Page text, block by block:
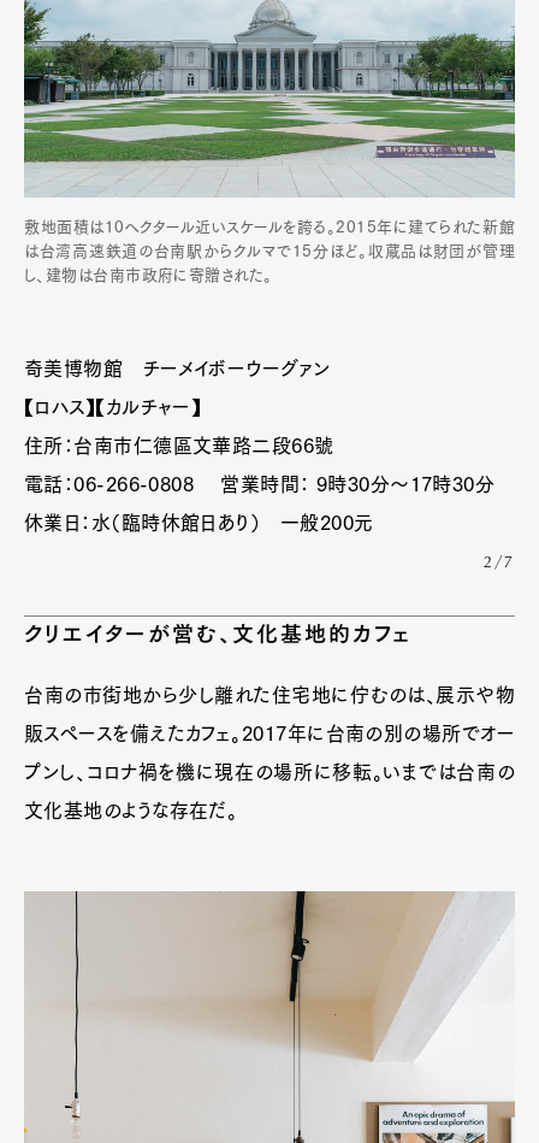
敷地面積は10ヘクタール近いスケールを誇る。2015年に建てられた新館
は台湾高速鉄道の台南駅からクルマで15分ほど。収蔵品は財団が管理
し、建物は台南市政府に寄贈された。
奇美博物館 チーメイボーウーグァン
【ロハス】【カルチャー】
住所：台南市仁德區文華路二段66號
電話：06-266-0808 営業時間： 9時30分〜17時30分
休業日：水（臨時休館日あり） 一般200元
2/7
クリエイターが営む、文化基地的カフェ
台南の市街地から少し離れた住宅地に佇むのは、展示や物
販スペースを備えたカフェ。2017年に台南の別の場所でオー
プンし、コロナ禍を機に現在の場所に移転。いまでは台南の
文化基地のような存在だ。